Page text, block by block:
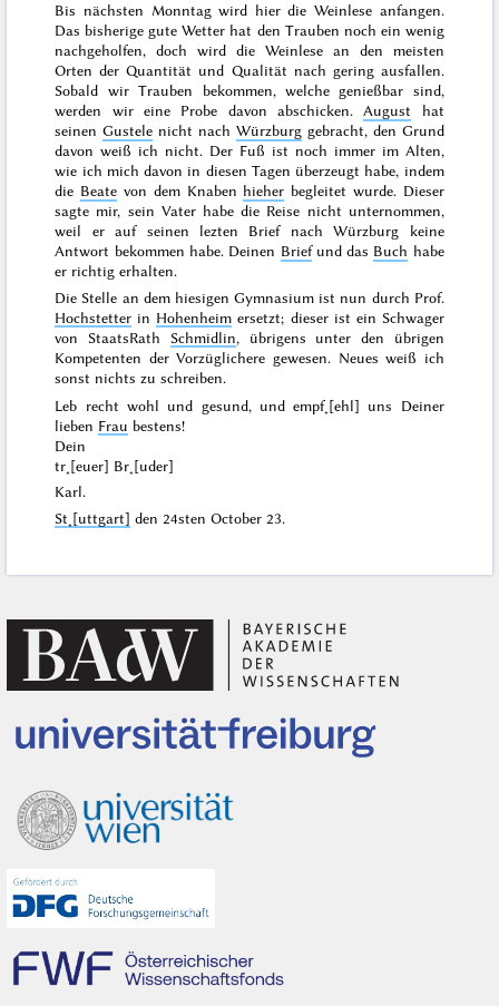
Bis nächsten Monntagwird hier die Weinlese anfangen.
Das bisherige gute Wetter hat den Trauben noch ein wenig
nachgeholfen, doch wird die Weinlese an den meisten
Orten der Quantität und Qualität nach gering ausfallen.
Sobald wir Trauben bekommen, welche genießbar sind,
werden wir eine Probe davon abschicken.August hat
seinenGustele nicht nach Würzburggebracht, den Grund
davon weiß ich nicht. Der Fuß ist noch immer im Alten,
wie ich mich davon in diesen Tagen überzeugt habe, indem
die Beate von dem Knaben hieher begleitet wurde. Dieser
sagte mir, sein Vater habe die Reise nicht unternommen,
weil er auf seinen lezten Brief nach Würzburg keine
Antwort bekommen habe. Deinen Briefund das Buch habe
er richtig erhalten.
Die Stelle an dem hiesigen Gymnasium ist nun durch Prof.
Hochstetter in Hohenheim ersetzt; dieser ist ein Schwager
von StaatsRath Schmidlin, übrigens unter den übrigen
Kompetenten der Vorzüglichere gewesen. Neues weiß ich
sonst nichts zu schreiben.
Leb recht wohl und gesund, und empf˖[ehl] uns Deiner
lieben Frau bestens!
Dein
tr˖[euer] Br˖[uder]
Karl.
St˖[uttgart] den 24sten October 23.